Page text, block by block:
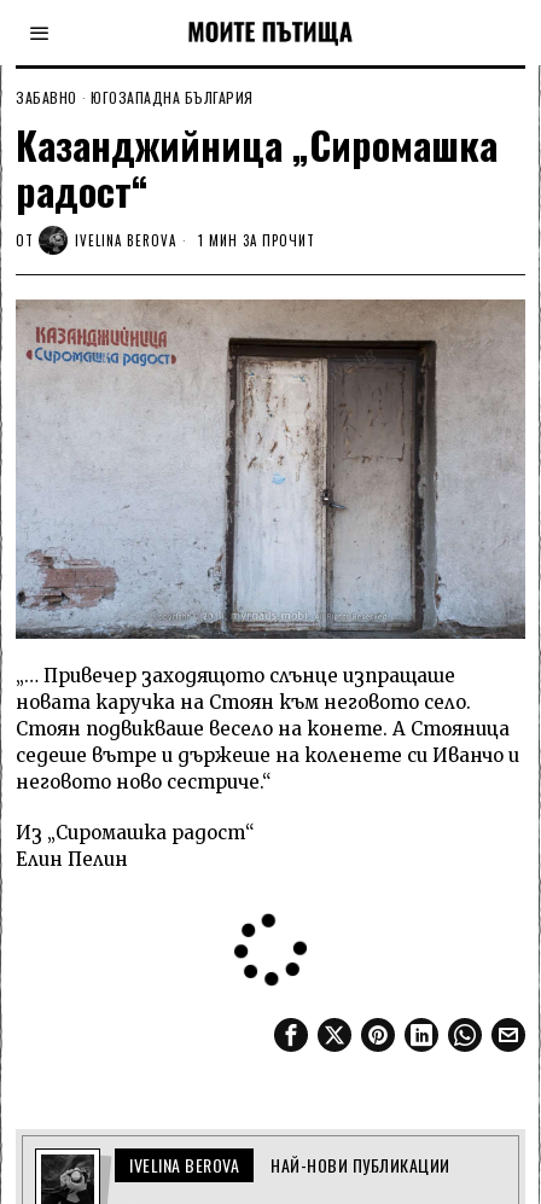
ЗАБАВНО · ЮГОЗАПАДНА БЪЛГАРИЯ
Казанджийница „Сиромашка
радост“
ОТ IVELINA BEROVA 1 МИН ЗА ПРОЧИТ
„… Привечер заходящото слънце изпращаше
новата каручка на Стоян към неговото село.
Стоян подвикваше весело на конете. А Стояница
седеше вътре и държеше на коленете си Иванчо и
неговото ново сестриче.“
Из „Сиромашка радост“
Елин Пелин
IVELINA BEROVA НАЙ-НОВИ ПУБЛИКАЦИИ